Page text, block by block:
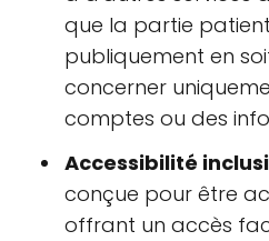
que la partie
publiquement en
concerner
comptes ou des
Accessibilité
conçue pour être
offrant un accès